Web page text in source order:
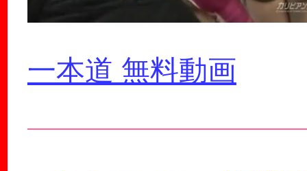
一本道 無料動画